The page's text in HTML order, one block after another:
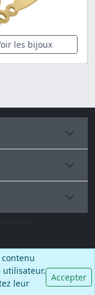
les bijoux
utilisateur.
leur
Accepter